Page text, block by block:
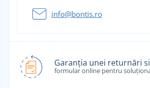
info@bontis.ro
Garanția unei returnări
formular online pentru